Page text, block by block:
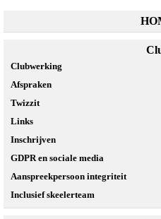
Clubwerking
Afspraken
Twizzit
Links
Inschrijven
GDPR en sociale media
Aanspreekpersoon integriteit
Inclusief skeelerteam